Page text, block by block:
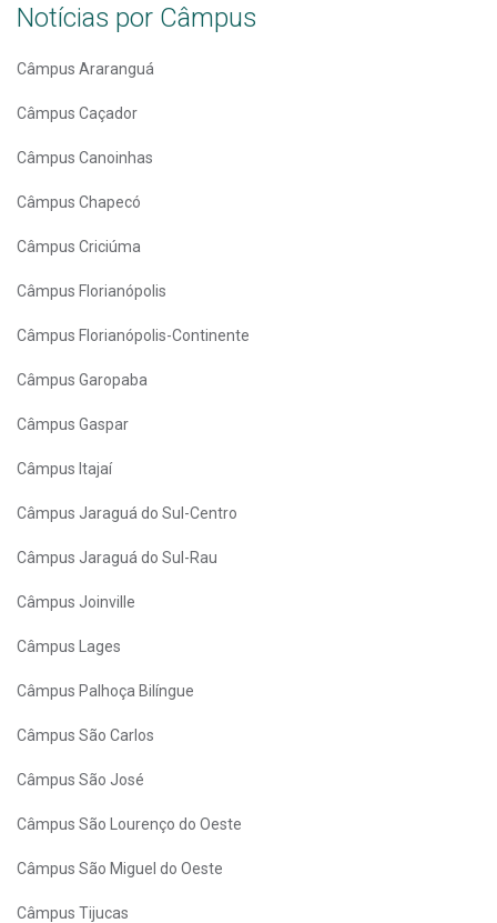
Notícias por Câmpus
Câmpus Araranguá
Câmpus Caçador
Câmpus Canoinhas
Câmpus Chapecó
Câmpus Criciúma
Câmpus Florianópolis
Câmpus Florianópolis-Continente
Câmpus Garopaba
Câmpus Gaspar
Câmpus Itajaí
Câmpus Jaraguá do Sul-Centro
Câmpus Jaraguá do Sul-Rau
Câmpus Joinville
Câmpus Lages
Câmpus Palhoça Bilíngue
Câmpus São Carlos
Câmpus São José
Câmpus São Lourenço do Oeste
Câmpus São Miguel do Oeste
Câmpus Tijucas